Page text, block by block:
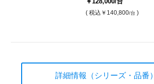
( 税込 ￥140,800/台 )
詳細情報（シリーズ・品番）